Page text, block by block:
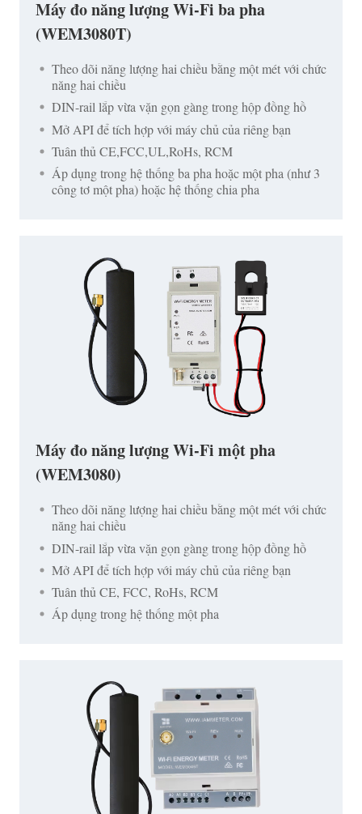
Máy đo năng lượng Wi-Fi ba pha
(WEM3080T)
Theo dõi năng lượng hai chiều bằng một mét với chức
năng hai chiều
DIN-rail lắp vừa vặn gọn gàng trong hộp đồng hồ
Mở API để tích hợp với máy chủ của riêng bạn
Tuân thủ CE,FCC,UL,RoHs, RCM
Áp dụng trong hệ thống ba pha hoặc một pha (như 3
công tơ một pha) hoặc hệ thống chia pha
Máy đo năng lượng Wi-Fi một pha
(WEM3080)
Theo dõi năng lượng hai chiều bằng một mét với chức
năng hai chiều
DIN-rail lắp vừa vặn gọn gàng trong hộp đồng hồ
Mở API để tích hợp với máy chủ của riêng bạn
Tuân thủ CE, FCC, RoHs, RCM
Áp dụng trong hệ thống một pha